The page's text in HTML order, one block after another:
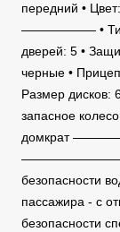
передний •
—————— • Тип
дверей: 5 •
черные •
Размер дисков:
запасное
домкрат
безопасности
пассажира - с
безопасности